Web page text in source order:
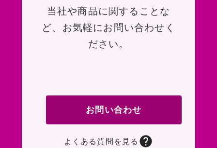
お問い合わせ
当社や商品に関することな
ど、お気軽にお問い合わせく
ださい。
お問い合わせ
よくある質問を見る